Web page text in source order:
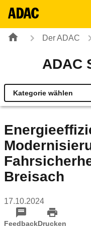
Der ADAC
ADAC
Kategorie wählen
ADAC zu Mobilität
Service Center &
Online-
Breisach
17.10.2024
FeedbackDrucken